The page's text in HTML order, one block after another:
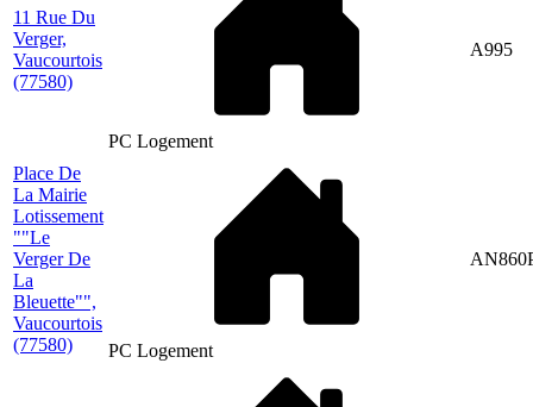
11 Rue Du
Verger,
Vaucourtois
(77580)
PC Logement
A995
Place De
La Mairie
Lotissement
""Le
Verger De
La
Bleuette"",
Vaucourtois
(77580)
PC Logement